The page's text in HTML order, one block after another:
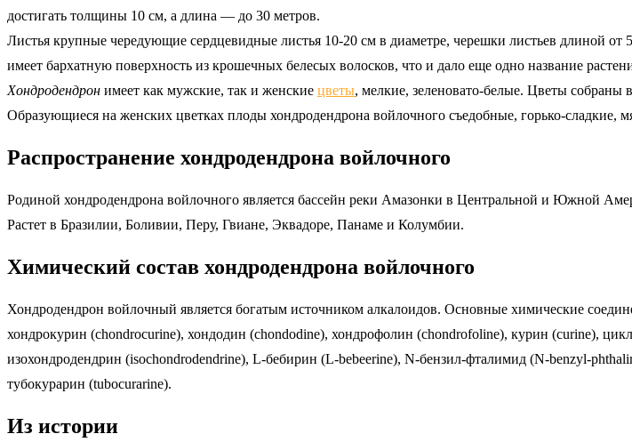
достигать толщины 10 см, а длина — до 30 метров.
Листья крупные чередующие сердцевидные листья 10-20 см в диаметре, черешки листьев длиной
имеет бархатную поверхность из крошечных белесых волосков, что и дало еще одно название
Хондродендрон имеет как мужские, так и женские цветы, мелкие, зеленовато-белые. Цветы собраны в
Образующиеся на женских цветках плоды хондродендрона войлочного съедобные, горько-
Распространение хондродендрона войлочного
Родиной хондродендрона войлочного является бассейн реки Амазонки в Центральной и Южной
Растет в Бразилии, Боливии, Перу, Гвиане, Эквадоре, Панаме и Колумбии.
Химический состав хондродендрона войлочного
Хондродендрон войлочный является богатым источником алкалоидов. Основные химические
хондрокурин (chondrocurine), хондодин (chondodine), хондрофолин (chondrofoline), курин (curine),
изохондродендрин (isochondrodendrine), L-бебирин (L-bebeerine), N-бензил-фталимид (N-benzyl-
тубокурарин (tubocurarine).
Из истории